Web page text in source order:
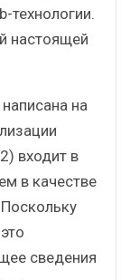
технологии.
настоящей
на
входит в
в качестве
сведения